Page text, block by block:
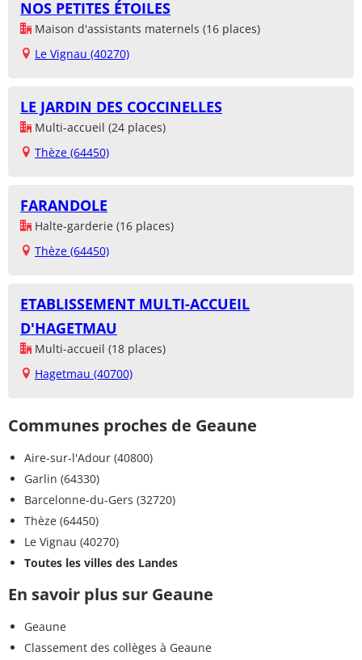
NOS PETITES ÉTOILES
Maison d'assistants maternels (16 places)
Le Vignau (40270)
LE JARDIN DES COCCINELLES
Multi-accueil (24 places)
Thèze (64450)
FARANDOLE
Halte-garderie (16 places)
Thèze (64450)
ETABLISSEMENT MULTI-ACCUEIL
D'HAGETMAU
Multi-accueil (18 places)
Hagetmau (40700)
Communes proches de Geaune
Aire-sur-l'Adour (40800)
Garlin (64330)
Barcelonne-du-Gers (32720)
Thèze (64450)
Le Vignau (40270)
Toutes les villes des Landes
En savoir plus sur Geaune
Geaune
Classement des collèges à Geaune